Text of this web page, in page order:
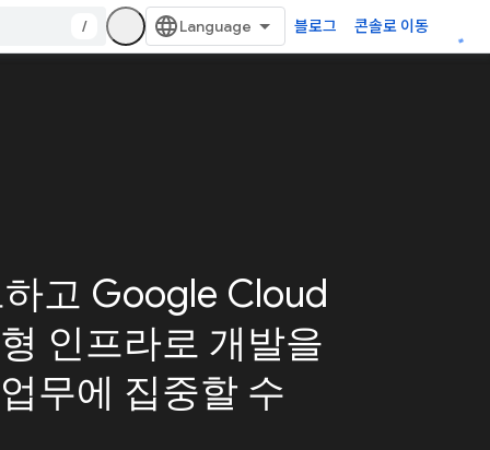
/ 블로그 콘솔로 이동
고 Google Cloud
인프라로 개발을
무에 집중할 수